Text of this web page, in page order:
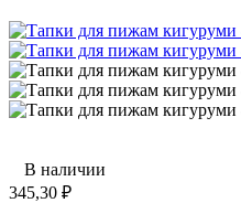
В наличии
345,30 ₽